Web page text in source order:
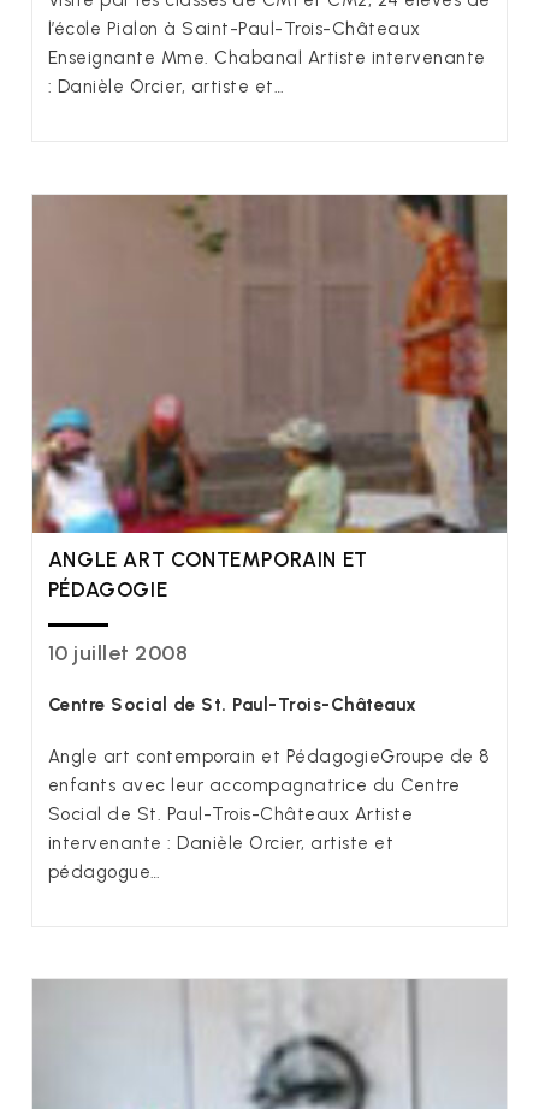
l’école Pialon à Saint-Paul-Trois-Châteaux
Enseignante Mme. Chabanal Artiste intervenante
: Danièle Orcier, artiste et…
ANGLE ART CONTEMPORAIN ET
PÉDAGOGIE
10 juillet 2008
Centre Social de St. Paul-Trois-Châteaux
Angle art contemporain et PédagogieGroupe de 8
enfants avec leur accompagnatrice du Centre
Social de St. Paul-Trois-Châteaux Artiste
intervenante : Danièle Orcier, artiste et
pédagogue…